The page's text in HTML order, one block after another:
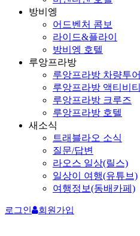
방비엥
어드벤처 콤보
라이드&플라이
방비엥 호텔
루앙프라방
루앙프라방 차량투어
루앙프라방 액티비티
루앙프라방 크루즈
루앙프라방 호텔
새소식
트래블라오 소식
질문/답변
라오스 일상(릴스)
일상이 여행(유튜브)
여행정보(동배카페)
로그인 회원가입